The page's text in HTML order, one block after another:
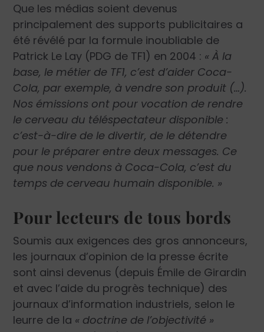
Que les médias soient devenus
principalement des supports publicitaires a
été révélé par la formule inoubliable de
Patrick Le Lay (PDG de TF1) en 2004 : « À la
base, le métier de TF1, c’est d’aider Coca-
Cola, par exemple, à vendre son produit (…).
Nos émissions ont pour vocation de rendre
le cerveau du téléspectateur disponible :
c’est-à-dire de le divertir, de le détendre
pour le préparer entre deux messages. Ce
que nous vendons à Coca-Cola, c’est du
temps de cerveau humain disponible. »
Pour lecteurs de tous bords
Soumis aux exigences des gros annonceurs,
les journaux d’opinion de la presse écrite
sont ainsi devenus (depuis Émile de Girardin
et avec l’aide du progrès technique) des
journaux d’information industriels, selon le
leurre de la « doctrine de l’objectivité »